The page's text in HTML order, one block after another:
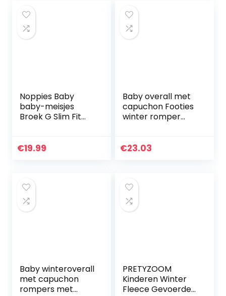
Noppies Baby
baby-meisjes
Broek G Slim Fit
€19.99
Baby overall met
capuchon Footies
winter romper
meisjes jongens
€23.03
Baby winteroverall
met capuchon
rompers met
PRETYZOOM
Kinderen Winter
Fleece Gevoerde